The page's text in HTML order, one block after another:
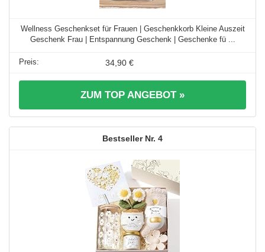
Wellness Geschenkset für Frauen | Geschenkkorb Kleine Auszeit
Geschenk Frau | Entspannung Geschenk | Geschenke fü ...
34,90 €
ZUM TOP ANGEBOT »
4